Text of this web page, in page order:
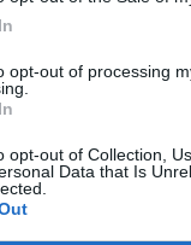
opt-out of processing
opt-out of Collection,
Data that Is
Nel
pari: lo mette a
di
del bosniaco
Da un cross
fuori gioco
del tiro
stesso
l'attaccante